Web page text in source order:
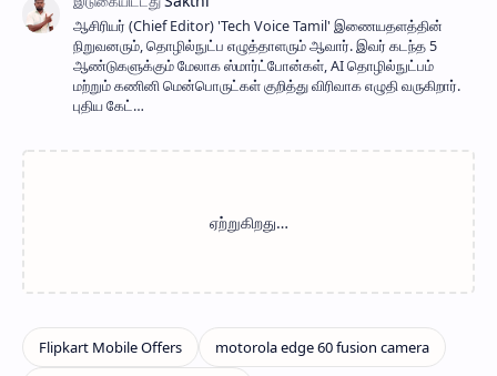
ஆசிரியர் (Chief Editor) ​'Tech Voice Tamil' இணையதளத்தின்
நிறுவனரும், தொழில்நுட்ப எழுத்தாளரும் ஆவார். இவர் கடந்த 5
ஆண்டுகளுக்கும் மேலாக ஸ்மார்ட்போன்கள், AI தொழில்நுட்பம்
மற்றும் கணினி மென்பொருட்கள் குறித்து விரிவாக எழுதி வருகிறார்.
புதிய கேட்…